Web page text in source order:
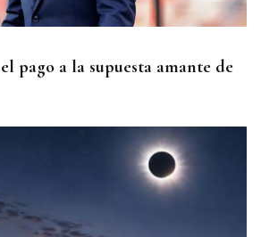
pago a la supuesta amante de